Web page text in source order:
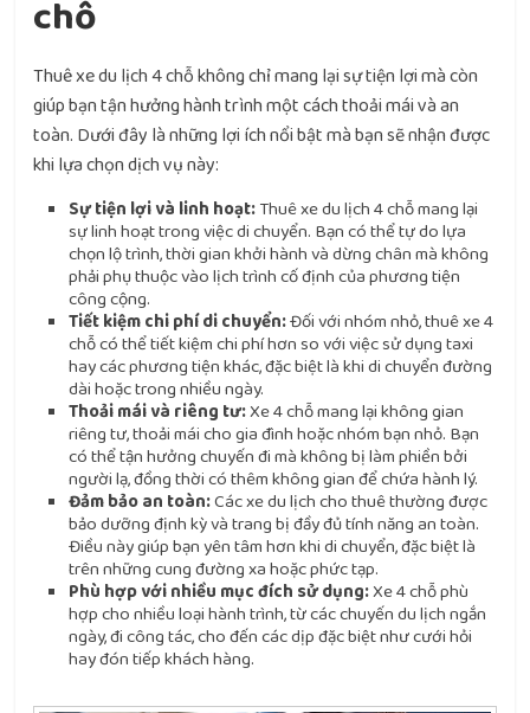
chỗ
Thuê xe du lịch 4 chỗ không chỉ mang lại sự tiện lợi mà còn
giúp bạn tận hưởng hành trình một cách thoải mái và an
toàn. Dưới đây là những lợi ích nổi bật mà bạn sẽ nhận được
khi lựa chọn dịch vụ này:
Sự tiện lợi và linh hoạt:Thuê xe du lịch 4 chỗ mang lại
sự linh hoạt trong việc di chuyển. Bạn có thể tự do lựa
chọn lộ trình, thời gian khởi hành và dừng chân mà không
phải phụ thuộc vào lịch trình cố định của phương tiện
công cộng.
Tiết kiệm chi phí di chuyển:Đối với nhóm nhỏ, thuê xe 4
chỗ có thể tiết kiệm chi phí hơn so với việc sử dụng taxi
hay các phương tiện khác, đặc biệt là khi di chuyển đường
dài hoặc trong nhiều ngày.
Thoải mái và riêng tư:Xe 4 chỗ mang lại không gian
riêng tư, thoải mái cho gia đình hoặc nhóm bạn nhỏ. Bạn
có thể tận hưởng chuyến đi mà không bị làm phiền bởi
người lạ, đồng thời có thêm không gian để chứa hành lý.
Đảm bảo an toàn:Các xe du lịch cho thuê thường được
bảo dưỡng định kỳ và trang bị đầy đủ tính năng an toàn.
Điều này giúp bạn yên tâm hơn khi di chuyển, đặc biệt là
trên những cung đường xa hoặc phức tạp.
Phù hợp với nhiều mục đích sử dụng:Xe 4 chỗ phù
hợp cho nhiều loại hành trình, từ các chuyến du lịch ngắn
ngày, đi công tác, cho đến các dịp đặc biệt như cưới hỏi
hay đón tiếp khách hàng.